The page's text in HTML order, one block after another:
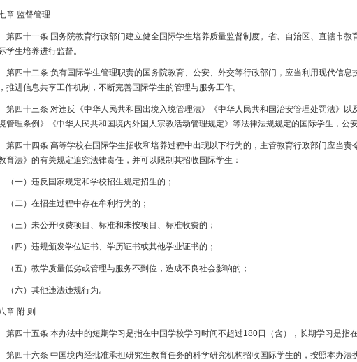
章 监督管理
四十一条 国务院教育行政部门建立健全国际学生培养质量监督制度。省、自治区、直辖市教
学生培养进行监督。
四十二条 负有国际学生管理职责的国务院教育、公安、外交等行政部门，应当利用现代信息
推进信息共享工作机制，不断完善国际学生的管理与服务工作。
四十三条 对违反《中华人民共和国出境入境管理法》《中华人民共和国治安管理处罚法》以
管理条例》《中华人民共和国境内外国人宗教活动管理规定》等法律法规规定的国际学生，公
四十四条 高等学校在国际学生招收和培养过程中出现以下行为的，主管教育行政部门应当责
育法》的有关规定追究法律责任，并可以限制其招收国际学生：
一）违反国家规定和学校招生规定招生的；
二）在招生过程中存在牟利行为的；
三）未公开收费项目、标准和未按项目、标准收费的；
四）违规颁发学位证书、学历证书或其他学业证书的；
五）教学质量低劣或管理与服务不到位，造成不良社会影响的；
六）其他违法违规行为。
章 附 则
四十五条 本办法中的短期学习是指在中国学校学习时间不超过180日（含），长期学习是指在
四十六条 中国境内经批准承担研究生教育任务的科学研究机构招收国际学生的，按照本办法执